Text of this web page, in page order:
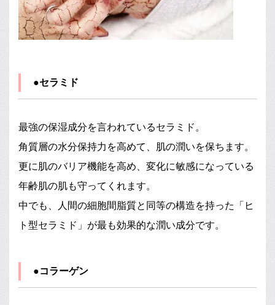
●セラミド
最強の保湿成分を言われているセラミド。
角質層の水分保持力を高めて、肌の潤いを保ちます。
更に肌のバリア機能を高め、変化に敏感になっている
年齢肌の肌も守ってくれます。
中でも、人間の細胞間脂質と同等の構造を持った「ヒ
ト型セラミド」が最も効果的な潤い成分です。
●コラーゲン